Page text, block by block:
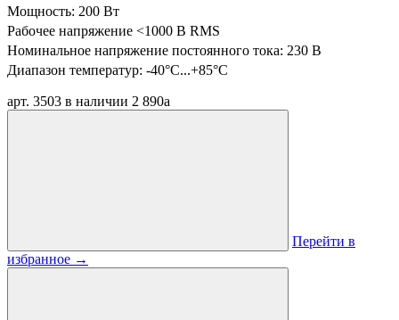
Мощность: 200 Вт
Рабочее напряжение <1000 В RMS
Номинальное напряжение постоянного тока: 230 В
Диапазон температур: -40°C...+85°C
арт. 3503 в наличии 2 890a
Перейти в
избранное →